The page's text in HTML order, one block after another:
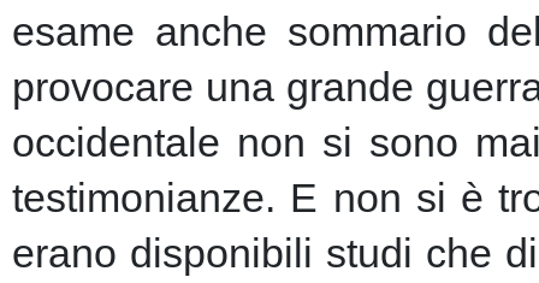
esame anche sommario
provocare una grande
occidentale non si sono
testimonianze. E non si è
erano disponibili studi che